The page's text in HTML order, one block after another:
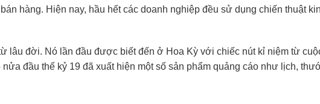
hàng. Hiện nay, hầu hết các doanh nghiệp đều sử dụng chiến thuật
lâu đời. Nó lần đầu được biết đến ở Hoa Kỳ với chiếc nút kỉ niệm từ
đầu thế kỷ 19 đã xuất hiện một số sản phẩm quảng cáo như lịch,